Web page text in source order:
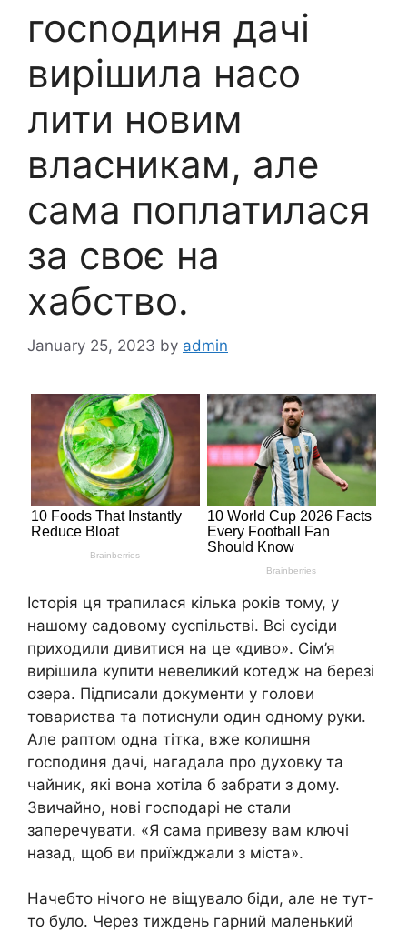
госnодиня дачі
вирішила насо
лити новим
власникам, але
сама поплатилася
за своє на
xабство.
January 25, 2023 by admin
Історія ця трапилася кілька років тому, у
нашому садовому суспільстві. Всі сусіди
приходили дивитися на це «диво». Сім’я
вирішила купити невеликий котедж на березі
озера. Підписали документи у голови
товариства та потиснули один одному руки.
Але раптом одна тітка, вже колишня
господиня дачі, нагадала про духовку та
чайник, які вона хотіла б забрати з дому.
Звичайно, нові господарі не стали
заперечувати. «Я сама привезу вам ключі
назад, щоб ви приїжджали з міста».
Начебто нічого не віщувало біди, але не тут-
то було. Через тиждень гарний маленький